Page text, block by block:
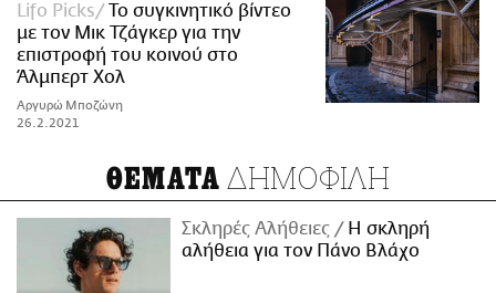
Lifo Picks
Το συγκινητικό βίντεο
με τον Μικ Τζάγκερ για την
επιστροφή του κοινού στο
Άλμπερτ Χολ
Αργυρώ Μποζώνη
26.2.2021
ΘΕΜΑΤΑ ΔΗΜΟΦΙΛΗ
Σκληρές Αλήθειες
H σκληρή
αλήθεια για τον Πάνο Βλάχο